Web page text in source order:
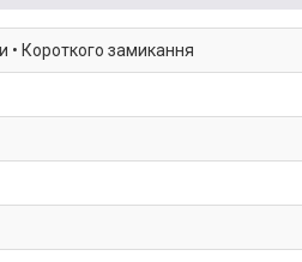
• Короткого замикання